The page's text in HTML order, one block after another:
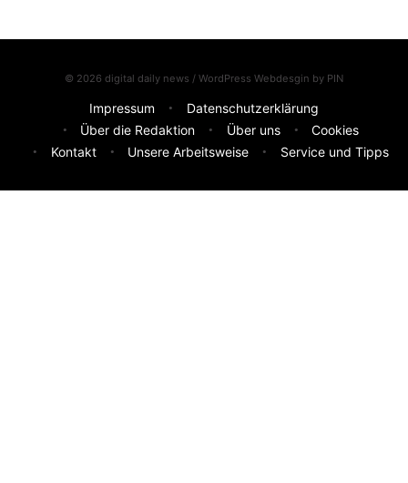
© 2026 digital daily news / WordPress Webdesgin by PIN
Impressum
Datenschutzerklärung
Über die Redaktion
Über uns
Cookies
Kontakt
Unsere Arbeitsweise Service und Tipps